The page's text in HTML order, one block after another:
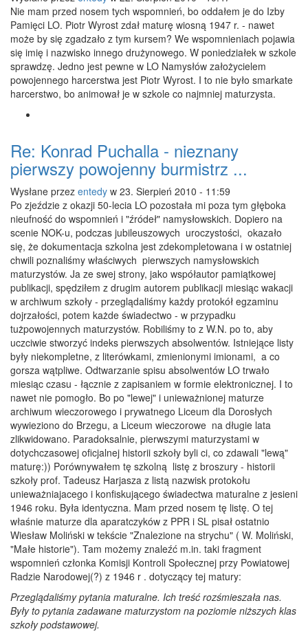
Nie mam przed nosem tych wspomnień, bo oddałem je do Izby
Pamięci LO. Piotr Wyrost zdał maturę wiosną 1947 r. - nawet
może by się zgadzało z tym kursem? We wspomnieniach pojawia
się imię i nazwisko innego drużynowego. W poniedziałek w szkole
sprawdzę. Jedno jest pewne w LO Namysłów założycielem
powojennego harcerstwa jest Piotr Wyrost. I to nie było smarkate
harcerstwo, bo animował je w szkole co najmniej maturzysta.
Re: Konrad Puchalla - nieznany
pierwszy powojenny burmistrz ...
Wysłane przez entedy w 23. Sierpień 2010 - 11:59
Po zjeździe z okazji 50-lecia LO pozostała mi poza tym głęboka
nieufność do wspomnień i "źródeł" namysłowskich. Dopiero na
scenie NOK-u, podczas jubileuszowych uroczystości, okazało
się, że dokumentacja szkolna jest zdekompletowana i w ostatniej
chwili poznaliśmy właściwych pierwszych namysłowskich
maturzystów. Ja ze swej strony, jako współautor pamiątkowej
publikacji, spędziłem z drugim autorem publikacji miesiąc wakacji
w archiwum szkoły - przeglądaliśmy każdy protokół egzaminu
dojrzałości, potem każde świadectwo - w przypadku
tużpowojennych maturzystów. Robiliśmy to z W.N. po to, aby
uczciwie stworzyć indeks pierwszych absolwentów. Istniejące listy
były niekompletne, z literówkami, zmienionymi imionami, a co
gorsza wątpliwe. Odtwarzanie spisu absolwentów LO trwało
miesiąc czasu - łącznie z zapisaniem w formie elektronicznej. I to
nawet nie pomogło. Bo po "lewej" i unieważnionej maturze
archiwum wieczorowego i prywatnego Liceum dla Dorosłych
wywieziono do Brzegu, a Liceum wieczorowe na długie lata
zlikwidowano. Paradoksalnie, pierwszymi maturzystami w
dotychczasowej oficjalnej historii szkoły byli ci, co zdawali "lewą"
maturę:)) Porównywałem tę szkolną listę z broszury - historii
szkoły prof. Tadeusz Harjasza z listą nazwisk protokołu
unieważniajacego i konfiskującego świadectwa maturalne z jesieni
1946 roku. Była identyczna. Mam przed nosem tę listę. O tej
właśnie maturze dla aparatczyków z PPR i SL pisał ostatnio
Wiesław Moliński w tekście "Znalezione na strychu" ( W. Moliński,
"Małe historie"). Tam możemy znaleźć m.in. taki fragment
wspomnień członka Komisji Kontroli Społecznej przy Powiatowej
Radzie Narodowej(?) z 1946 r . dotyczący tej matury:
Przeglądaliśmy pytania maturalne. Ich treść rozśmieszała nas.
Były to pytania zadawane maturzystom na poziomie niższych klas
szkoły podstawowej.